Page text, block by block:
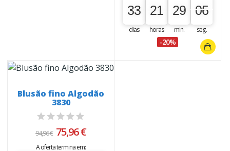
33
33
00
dias
21
21
00
horas
29
29
00
min.
05
04
05
seg.
-20%
Blusão fino Algodão
3830
94,96 € 75,96 €
A oferta termina em: